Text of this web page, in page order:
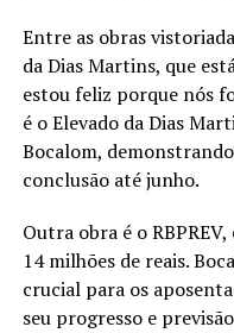
Entre as obras
da Dias Martins, que
estou feliz porque nós
é o Elevado da Dias
Bocalom,
conclusão até junho.
Outra obra é o
14 milhões de reais.
crucial para os
seu progresso e